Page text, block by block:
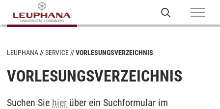
LEUPHANA SERVICE VORLESUNGSVERZEICHNIS
VORLESUNGSVERZEICHNIS
Suchen Sie hier über ein Suchformular im